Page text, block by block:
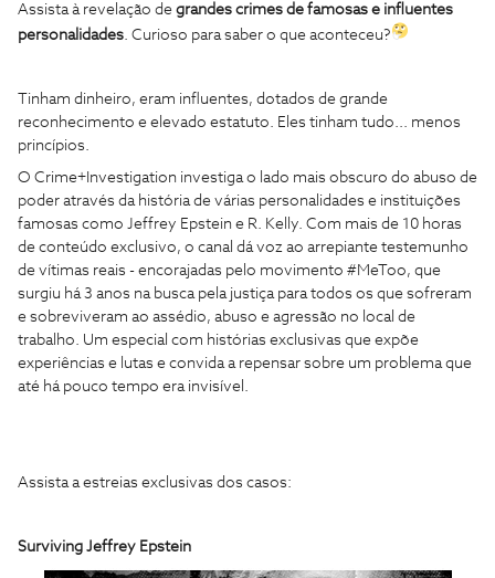
Assista à revelação de grandes crimes de famosas e influentes
personalidades . Curioso para saber o que aconteceu?
Tinham dinheiro, eram influentes, dotados de grande
reconhecimento e elevado estatuto. Eles tinham tudo... menos
princípios.
O Crime+Investigation investiga o lado mais obscuro do abuso de
poder através da história de várias personalidades e instituições
famosas como Jeffrey Epstein e R. Kelly. Com mais de 10 horas
de conteúdo exclusivo, o canal dá voz ao arrepiante testemunho
de vítimas reais - encorajadas pelo movimento #MeToo, que
surgiu há 3 anos na busca pela justiça para todos os que sofreram
e sobreviveram ao assédio, abuso e agressão no local de
trabalho. Um especial com histórias exclusivas que expõe
experiências e lutas e convida a repensar sobre um problema que
até há pouco tempo era invisível.
Assista a estreias exclusivas dos casos:
Surviving Jeffrey Epstein